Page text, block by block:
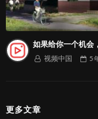
如果给你一个机会
视频中国 5
更多文章